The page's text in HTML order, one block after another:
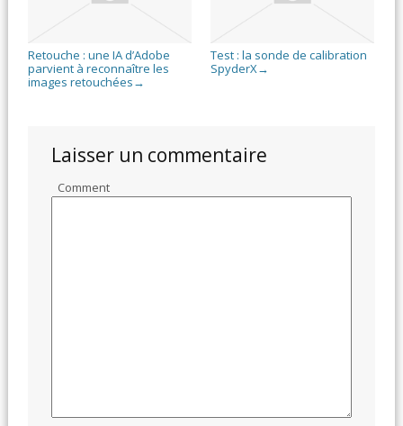
Retouche : une IA d’Adobe
parvient à reconnaître les
images retouchées →
Test : la sonde de calibration
SpyderX→
Laisser un commentaire
Comment